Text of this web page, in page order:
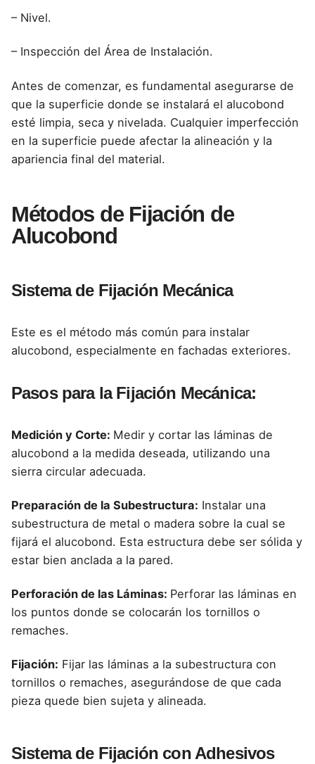
– Nivel.
– Inspección del Área de Instalación.
Antes de comenzar, es fundamental asegurarse de
que la superficie donde se instalará el alucobond
esté limpia, seca y nivelada. Cualquier imperfección
en la superficie puede afectar la alineación y la
apariencia final del material.
Métodos de Fijación de
Alucobond
Sistema de Fijación Mecánica
Este es el método más común para instalar
alucobond, especialmente en fachadas exteriores.
Pasos para la Fijación Mecánica:
Medición y Corte: Medir y cortar las láminas de
alucobond a la medida deseada, utilizando una
sierra circular adecuada.
Preparación de la Subestructura: Instalar una
subestructura de metal o madera sobre la cual se
fijará el alucobond. Esta estructura debe ser sólida y
estar bien anclada a la pared.
Perforación de las Láminas: Perforar las láminas en
los puntos donde se colocarán los tornillos o
remaches.
Fijación: Fijar las láminas a la subestructura con
tornillos o remaches, asegurándose de que cada
pieza quede bien sujeta y alineada.
Sistema de Fijación con Adhesivos